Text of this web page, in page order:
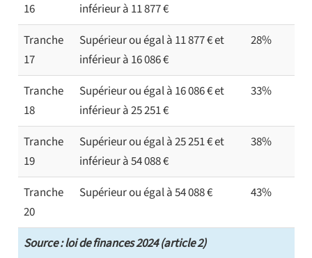
Source : loi de finances 2024 (article 2)
16
inférieur à 11 877 €
Tranche
17
Supérieur ou égal à 11 877 € et
inférieur à 16 086 €
28%
Tranche
18
Supérieur ou égal à 16 086 € et
inférieur à 25 251 €
33%
Tranche
19
Supérieur ou égal à 25 251 € et
inférieur à 54 088 €
38%
Tranche
20
Supérieur ou égal à 54 088 € 43%